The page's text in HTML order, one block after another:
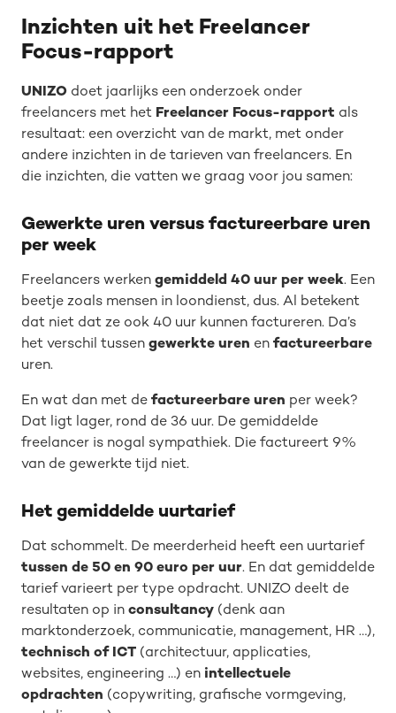
Inzichten uit het Freelancer
Focus-rapport
UNIZO doet jaarlijks een onderzoek onder
freelancers met het Freelancer Focus-rapport als
resultaat: een overzicht van de markt, met onder
andere inzichten in de tarieven van freelancers. En
die inzichten, die vatten we graag voor jou samen:
Gewerkte uren versus factureerbare uren
per week
Freelancers werken gemiddeld 40 uur per week. Een
beetje zoals mensen in loondienst, dus. Al betekent
dat niet dat ze ook 40 uur kunnen factureren. Da’s
het verschil tussen gewerkte uren en factureerbare
uren.
En wat dan met de factureerbare uren per week?
Dat ligt lager, rond de 36 uur. De gemiddelde
freelancer is nogal sympathiek. Die factureert 9%
van de gewerkte tijd niet.
Het gemiddelde uurtarief
Dat schommelt. De meerderheid heeft een uurtarief
tussen de 50 en 90 euro per uur. En dat gemiddelde
tarief varieert per type opdracht. UNIZO deelt de
resultaten op in consultancy (denk aan
marktonderzoek, communicatie, management, HR …),
technisch of ICT (architectuur, applicaties,
websites, engineering …) en intellectuele
opdrachten (copywriting, grafische vormgeving,